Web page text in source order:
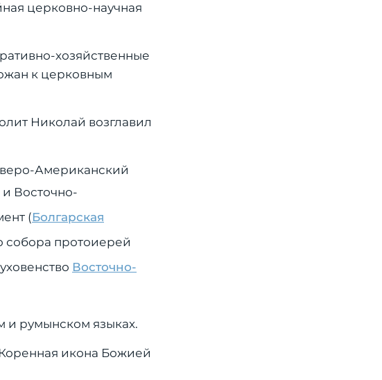
церковно-научная
хозяйственные
к церковным
Николай возглавил
Американский
Восточно-
(Болгарская
собора протоиерей
Восточно-
и румынском языках.
икона Божией